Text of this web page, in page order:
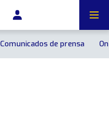
Comunicados de prensa